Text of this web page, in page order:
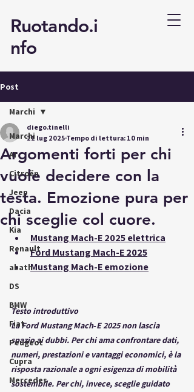
Ruotando.i
nfo
Post
Marchi
AI
Citroën
Jeep
Dacia
Kia
Renault
abath
DS
BMW
Fiat
Peugeot
Cupra
Mercedes
Marchi
Argomenti forti per chi
vuole decidere con la
testa. Emozione pura per
chi sceglie col cuore.
diego.tinelli
21 lug 2025Tempo di lettura: 10 min
Mustang Mach-E 2025 elettrica
Ford Mustang Mach-E 2025
Mustang Mach-E emozione
Testo introduttivo
La Ford Mustang Mach‑E 2025 non lascia
spazio ai dubbi. Per chi ama confrontare dati,
numeri, prestazioni e vantaggi economici, è la
risposta razionale a ogni esigenza di mobilità
sostenibile. Per chi, invece, sceglie guidato